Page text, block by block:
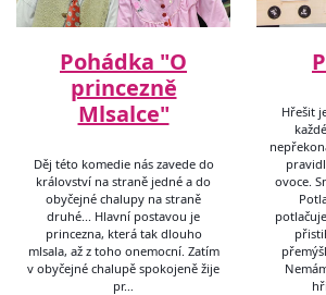
Pohádka "O
princezně
Mlsalce"
Děj této komedie nás zavede do
království na straně jedné a do
obyčejné chalupy na straně
druhé... Hlavní postavou je
princezna, která tak dlouho
mlsala, až z toho onemocní. Zatím
v obyčejné chalupě spokojeně žije
pr…
Hřešit
ovoce.